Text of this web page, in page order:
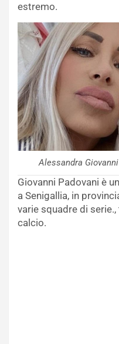
estremo.
Alessandra
Giovanni Padovani è
a Senigallia, in
varie squadre di
calcio.